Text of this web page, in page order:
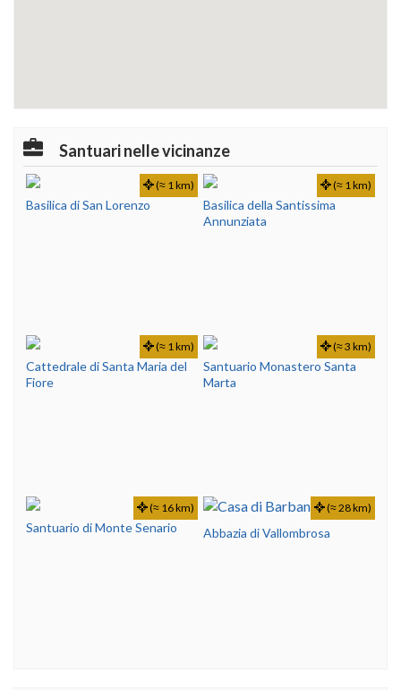
Santuari nelle vicinanze
Basilica di San Lorenzo
(≈ 1 km)
Basilica della Santissima
Annunziata
(≈ 1 km)
Cattedrale di Santa Maria del
Fiore
(≈ 1 km)
Santuario Monastero Santa
Marta
(≈ 3 km)
Santuario di Monte Senario
(≈ 16 km)
Abbazia di Vallombrosa
(≈ 28 km)